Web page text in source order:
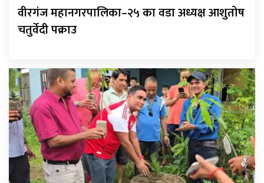
वीरगंज महानगरपालिका–२५ का वडा अध्यक्ष आशुतोष
चतुर्वेदी पक्राउ